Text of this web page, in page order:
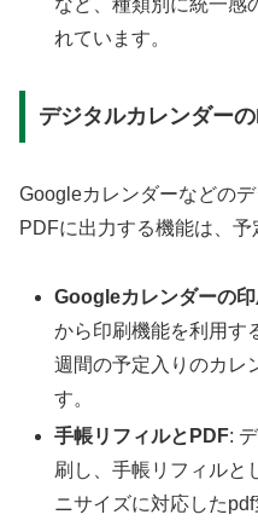
れています。
デジタルカレンダー
Googleカレンダーなどの
PDFに出力する機能は、予
Googleカレンダーの印
から印刷機能を利用す
週間の予定入りのカレ
す。
手帳リフィルとPDF:
刷し、手帳リフィルと
ニサイズに対応した